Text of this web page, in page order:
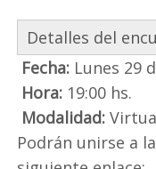
Detalles del
Fecha:Lunes 29
Hora: 19:00 hs.
Modalidad:
Podrán unirse a